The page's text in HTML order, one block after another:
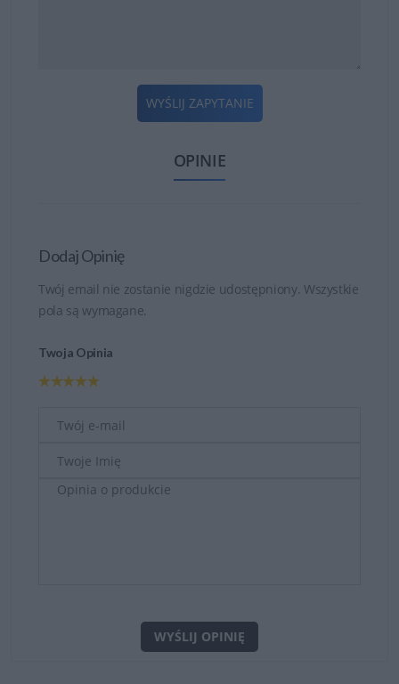
WYŚLIJ ZAPYTANIE
OPINIE
Dodaj Opinię
Twój email nie zostanie nigdzie udostępniony. Wszystkie
pola są wymagane.
Twoja Opinia
WYŚLIJ OPINIĘ